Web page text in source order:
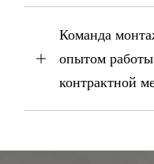
Команда
опытом
контрактной